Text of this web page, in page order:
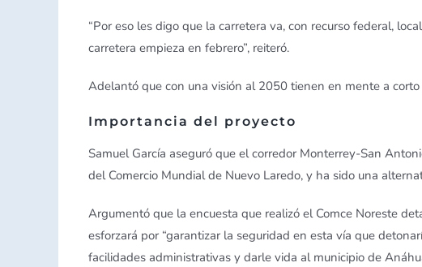
“Por eso les digo que la carretera va, con recurso federal,
carretera empieza en febrero”, reiteró.
Adelantó que con una visión al 2050 tienen en mente a
Importancia del proyecto
Samuel García aseguró que el corredor Monterrey-San
del Comercio Mundial de Nuevo Laredo, y ha sido una
Argumentó que la encuesta que realizó el Comce Noreste
esforzará por “garantizar la seguridad en esta vía que
facilidades administrativas y darle vida al municipio de